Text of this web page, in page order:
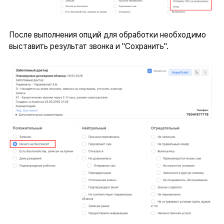
После выполнения опций для обработки необходимо
выставить результат звонка и "Сохранить".